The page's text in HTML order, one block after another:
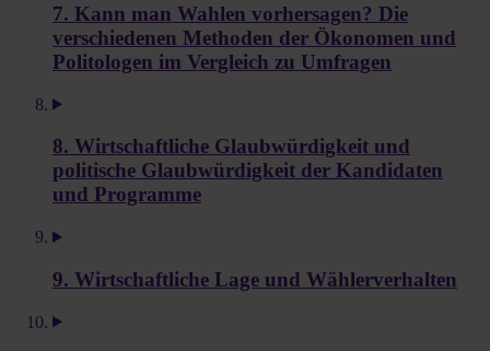
7. Kann man Wahlen vorhersagen? Die
verschiedenen Methoden der Ökonomen und
Politologen im Vergleich zu Umfragen
8. Wirtschaftliche Glaubwürdigkeit und
politische Glaubwürdigkeit der Kandidaten
und Programme
9. Wirtschaftliche Lage und Wählerverhalten